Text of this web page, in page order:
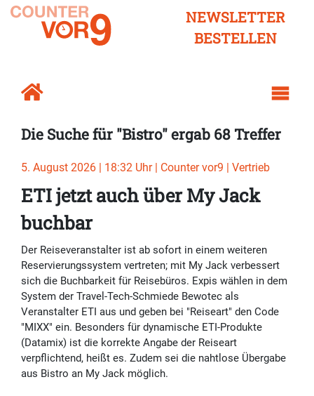
NEWSLETTER
BESTELLEN
Die Suche für "Bistro" ergab 68 Treffer
5. August 2026 | 18:32 Uhr | Counter vor9 | Vertrieb
ETI jetzt auch über My Jack
buchbar
Der Reiseveranstalter ist ab sofort in einem weiteren
Reservierungssystem vertreten; mit My Jack verbessert
sich die Buchbarkeit für Reisebüros. Expis wählen in dem
System der Travel-Tech-Schmiede Bewotec als
Veranstalter ETI aus und geben bei "Reiseart" den Code
"MIXX" ein. Besonders für dynamische ETI-Produkte
(Datamix) ist die korrekte Angabe der Reiseart
verpflichtend, heißt es. Zudem sei die nahtlose Übergabe
aus Bistro an My Jack möglich.